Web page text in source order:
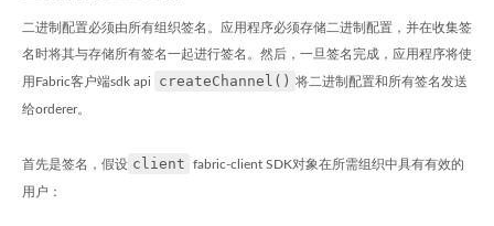
二进制配置必须由所有组织签名。应用程序必须存储二进制配置，并在收集签
名时将其与存储所有签名一起进行签名。然后，一旦签名完成，应用程序将使
用Fabric客户端sdk api createChannel() 将二进制配置和所有签名发送
给orderer。
首先是签名，假设 client fabric-client SDK对象在所需组织中具有有效的
用户：